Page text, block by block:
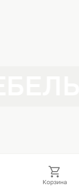
Корзина